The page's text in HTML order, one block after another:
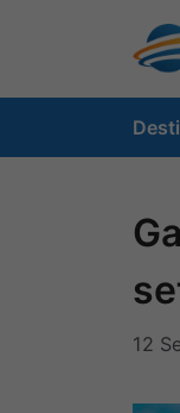
contenuto
12